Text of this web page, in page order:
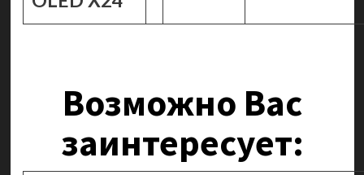
Возможно Вас
заинтересует: